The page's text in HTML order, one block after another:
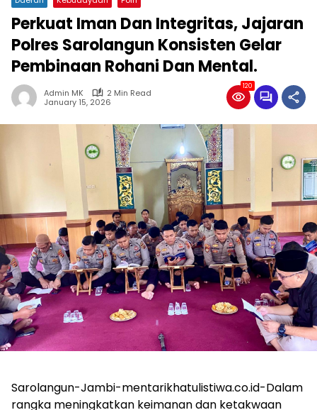
Perkuat Iman Dan Integritas, Jajaran
Polres Sarolangun Konsisten Gelar
Pembinaan Rohani Dan Mental.
Admin MK
2 Min Read
January 15, 2026
120
Sarolangun-Jambi-mentarikhatulistiwa.co.id-Dalam
rangka meningkatkan keimanan dan ketakwaan